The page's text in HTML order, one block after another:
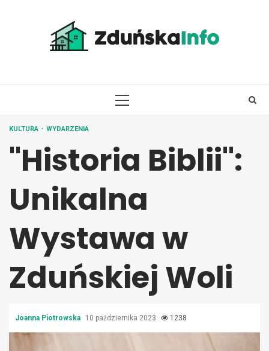
PRIMARY
KULTURA WYDARZENIA
"Historia Biblii":
Unikalna
Wystawa w
Zduńskiej Woli
Joanna Piotrowska 10 października 2023 1238